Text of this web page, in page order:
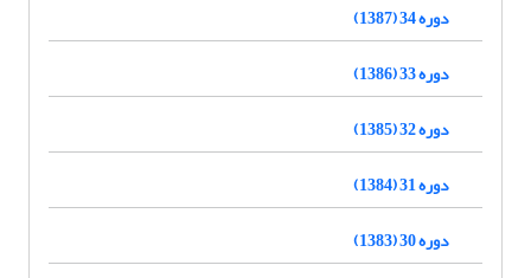
دوره 34 (1387)
دوره 33 (1386)
دوره 32 (1385)
دوره 31 (1384)
دوره 30 (1383)